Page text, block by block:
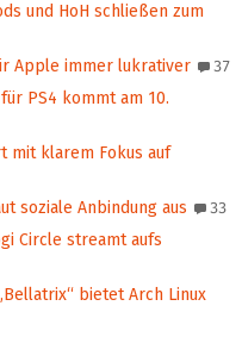
und HoH schließen zum
Apple immer lukrativer 37
PS4 kommt am 10.
mit klarem Fokus auf
soziale Anbindung aus 33
Circle streamt aufs
bietet Arch Linux